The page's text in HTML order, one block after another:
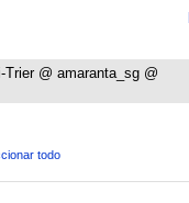
Trier @ amaranta_sg @
todo